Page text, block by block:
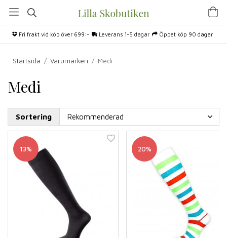
Fri frakt vid köp över 699:- Leverans 1-5 dagar Öppet köp 90 dagar
Startsida / Varumärken / Medi
Medi
Sortering
13% 20%